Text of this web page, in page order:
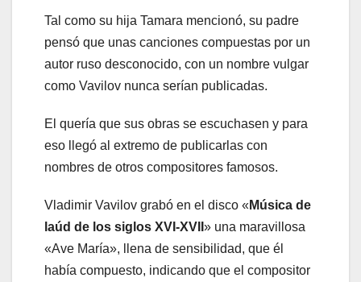
Tal como su hija Tamara mencionó, su padre
pensó que unas canciones compuestas por un
autor ruso desconocido, con un nombre vulgar
como Vavilov nunca serían publicadas.
El quería que sus obras se escuchasen y para
eso llegó al extremo de publicarlas con
nombres de otros compositores famosos.
Vladimir Vavilov grabó en el disco « Música de
laúd de los siglos XVI-XVII » una maravillosa
«Ave María», llena de sensibilidad, que él
había compuesto, indicando que el compositor